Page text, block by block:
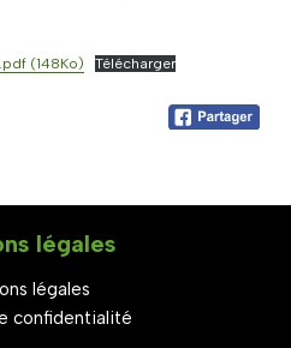
(148Ko) Télécharger
légales
légales
confidentialité